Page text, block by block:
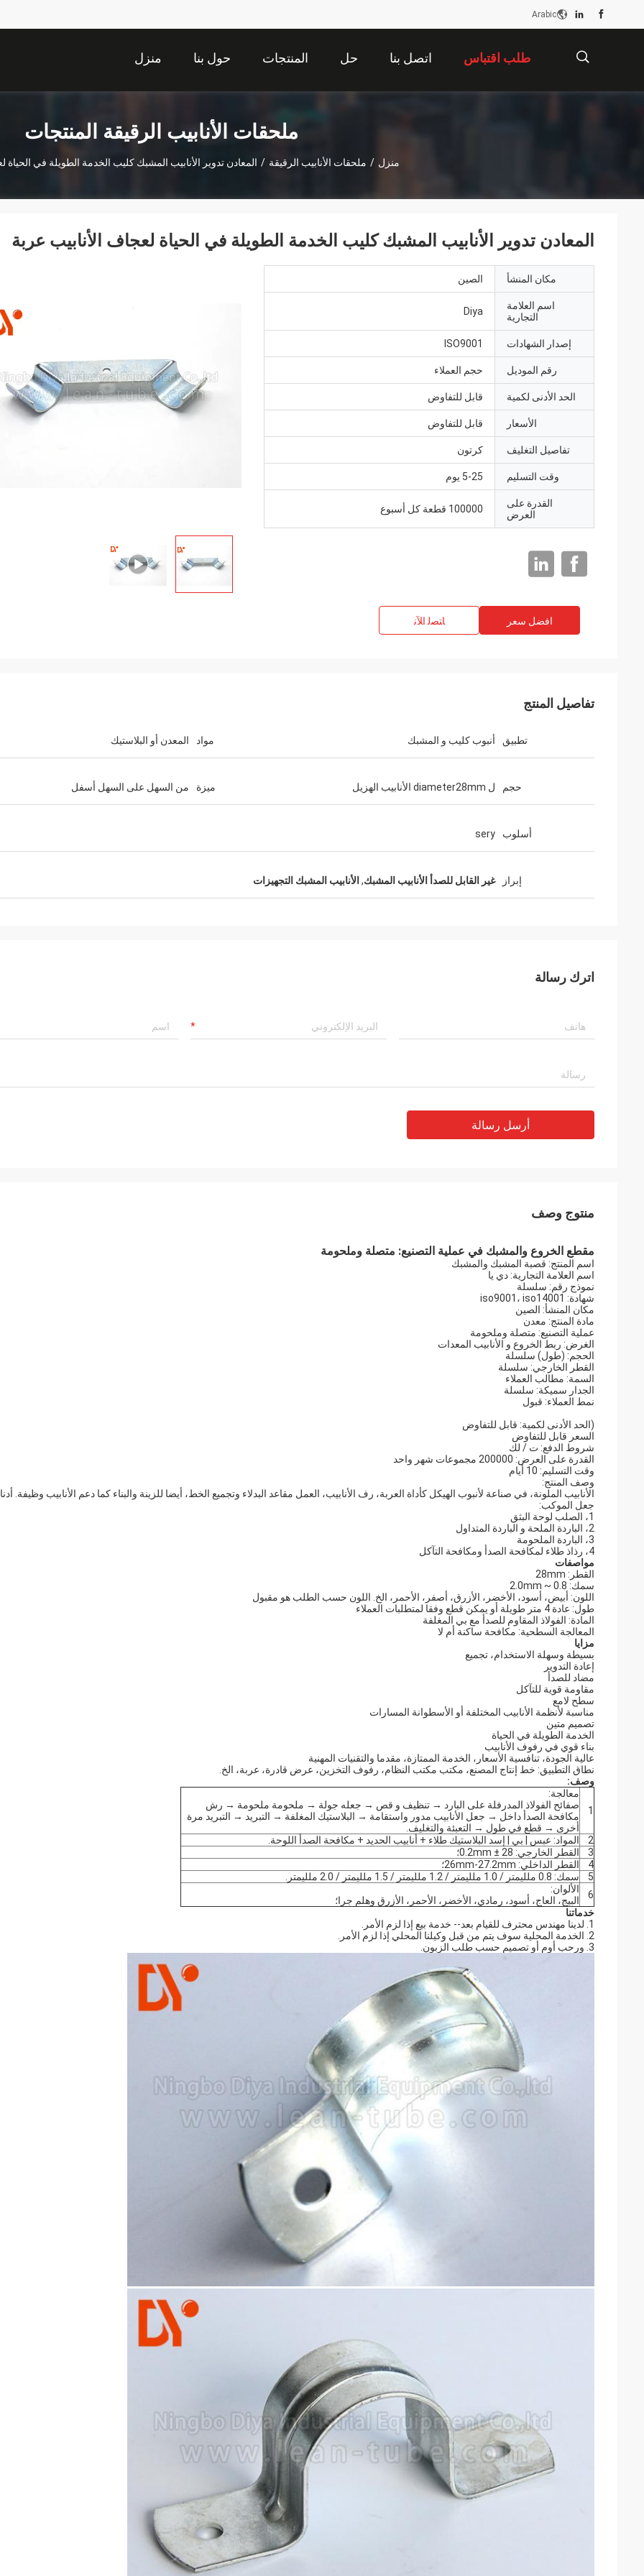
Arabic
منزل حول بنا المنتجات حل اتصل بنا طلب اقتباس
ملحقات الأنابيب الرقيقة المنتجات
منزل / ملحقات الأنابيب الرقيقة / المعادن تدوير الأنابيب المشبك كليب الخدمة الطويلة في الحياة
المعادن تدوير الأنابيب المشبك كليب الخدمة الطويلة في الحياة لعجاف الأنابيب عربة
مكان المنشأ الصين
اسم العلامة
التجارية
Diya
إصدار الشهادات ISO9001
رقم الموديل حجم العملاء
الحد الأدنى لكمية قابل للتفاوض
الأسعار قابل للتفاوض
تفاصيل التغليف كرتون
وقت التسليم 5-25 يوم
القدرة على
العرض
100000 قطعة كل أسبوع
افضل سعر ﺎﺘﺼﻟ ﺍﻶﻧ
تفاصيل المنتج
تطبيق أنبوب كليب و المشبك مواد المعدن أو البلاستيك
حجم ل diameter28mm الأنابيب الهزيل ميزة من السهل على السهل أسفل
أسلوب sery
إبراز غير القابل للصدأ الأنابيب المشبك, الأنابيب المشبك التجهيزات
اترك رسالة
أرسل رسالة
منتوج وصف
مقطع الخروع والمشبك في عملية التصنيع: متصلة وملحومة
اسم المنتج: قصبة المشبك والمشبك
اسم العلامة التجارية: دي يا
نموذج رقم: سلسلة
شهادة: iso9001، iso14001
مكان المنشأ: الصين
مادة المنتج: معدن
عملية التصنيع: متصلة وملحومة
الغرض: ربط الخروع و الأنابيب المعدات
الحجم: (طول) سلسلة
القطر الخارجي: سلسلة
السمة: مطالب العملاء
الجدار سميكة: سلسلة
نمط العملاء: قبول
(الحد الأدنى لكمية: قابل للتفاوض
السعر قابل للتفاوض
شروط الدفع: ت / لك
القدرة على العرض: 200000 مجموعات شهر واحد
وقت التسليم: 10 أيام
وصف المنتج:
الأنابيب الملونة، في صناعة لأنبوب الهيكل كأداة العربة، رف الأنابيب، العمل مقاعد البدلاء وتجميع الخط، أيضا للزينة والبناء كما دعم الأنابيب وظيفة.
جعل الموكب:
1، الصلب لوحة البثق
2، الباردة الملحة و الباردة المتداول
3، الباردة الملحومة
4، رذاذ طلاء لمكافحة الصدأ ومكافحة التآكل
مواصفات
القطر: 28mm
سمك: 0.8 ~ 2.0mm
اللون: أبيض، أسود، الأخضر، الأزرق، أصفر، الأحمر، الخ. اللون حسب الطلب هو مقبول
طول: عادة 4 متر طويلة أو يمكن قطع وفقا لمتطلبات العملاء
المادة: الفولاذ المقاوم للصدأ مع بي المغلفة
المعالجة السطحية: مكافحة ساكنة أم لا
مزايا
بسيطة وسهلة الاستخدام، تجميع
إعادة التدوير
مضاد للصدأ
مقاومة قوية للتآكل
سطح لامع
مناسبة لأنظمة الأنابيب المختلفة أو الأسطوانة المسارات
تصميم متين
الخدمة الطويلة في الحياة
بناء قوي في رفوف الأنابيب
عالية الجودة، تنافسية الأسعار، الخدمة الممتازة، مقدما والتقنيات المهنية
نطاق التطبيق: خط إنتاج المصنع، مكتب مكتب النظام، رفوف التخزين، عرض قادرة، عربة، الخ.
وصف:
1
معالجة:
صفائح الفولاذ المدرفلة على البارد → تنظيف و قص → جعله جولة → ملحومة ملحومة → رش
مكافحة الصدأ داخل → جعل الأنابيب مدور واستقامة → البلاستيك المغلفة → التبريد → التبريد مرة
أخرى → قطع في طول → التعبئة والتغليف.
2
المواد: عبس | بي | إسد البلاستيك طلاء + أنابيب الحديد + مكافحة الصدأ اللوحة.
3
القطر الخارجي: 28 ± 0.2mm؛
4
القطر الداخلي: 26mm-27.2mm؛
5
سمك: 0.8 ملليمتر / 1.0 ملليمتر / 1.2 ملليمتر / 1.5 ملليمتر / 2.0 ملليمتر.
6
الألوان:
البيج، العاج، أسود، رمادي، الأخضر، الأحمر، الأزرق وهلم جرا؛
خدماتنا
1. لدينا مهندس محترف للقيام بعد-- خدمة بيع إذا لزم الأمر.
2. الخدمة المحلية سوف يتم من قبل وكيلنا المحلي إذا لزم الأمر.
3. ورحب أوم أو تصميم حسب طلب الزبون.